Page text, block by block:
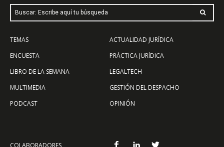
Buscar: Escribe aquí tu búsqueda
TEMAS
ENCUESTA
LIBRO DE LA SEMANA
MULTIMEDIA
PODCAST
ACTUALIDAD JURÍDICA
PRÁCTICA JURÍDICA
LEGALTECH
GESTIÓN DEL DESPACHO
OPINIÓN
COLABORADORES